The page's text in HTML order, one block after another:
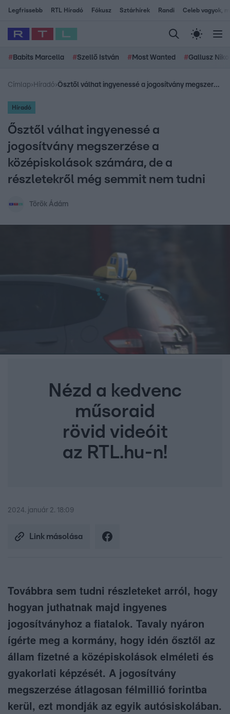
Legfrissebb RTL Híradó Fókusz Sztárhírek Randi Celeb vagyok,
# Babits Marcella #Szellő István # Most Wanted #Gallusz
Címlap› Híradó› Ősztől válhat ingyenessé a jogosítvány megszerzése a középiskolások számára, de a részletekről még semmit nem tudni
Híradó
Ősztől válhat ingyenessé a
jogosítvány megszerzése a
középiskolások számára, de a
részletekről még semmit nem tudni
Török Ádám
Nézd a kedvenc
műsoraid
rövid videóit
az RTL.hu-n!
2024. január 2. 18:09
Link másolása
Továbbra sem tudni részleteket arról, hogy
hogyan juthatnak majd ingyenes
jogosítványhoz a fiatalok. Tavaly nyáron
ígérte meg a kormány, hogy idén ősztől az
állam fizetné a középiskolások elméleti és
gyakorlati képzését. A jogosítvány
megszerzése átlagosan félmillió forintba
kerül, ezt mondják az egyik autósiskolában.